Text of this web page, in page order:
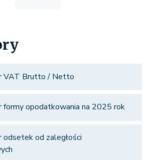
VAT Brutto / Netto
formy opodatkowania na 2025 rok
odsetek od zaległości